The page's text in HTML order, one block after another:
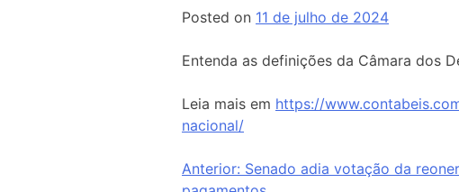
Posted on 11 de julho de 2024
Entenda as definições da Câmara dos
Leia mais em https://
nacional/
Anterior: Senado adia votação da